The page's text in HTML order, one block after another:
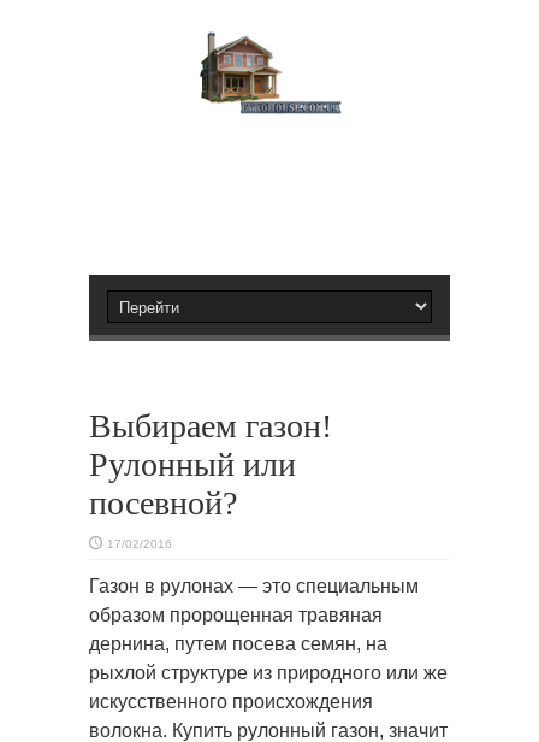
Выбираем газон!
Рулонный или
посевной?
17/02/2016
Газон в рулонах — это специальным
образом пророщенная травяная
дернина, путем посева семян, на
рыхлой структуре из природного или же
искусственного происхождения
волокна. Купить рулонный газон, значит